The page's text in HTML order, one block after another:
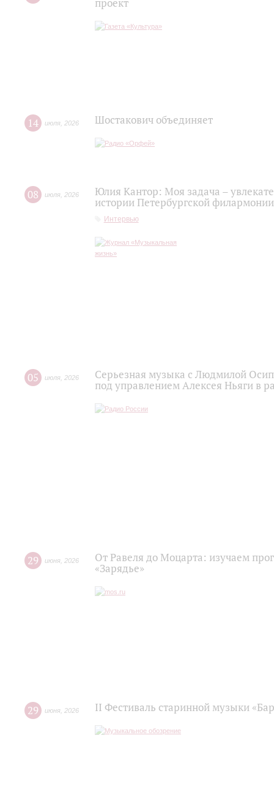
проект
14 июля 2026 Шостакович объединяет
08 июля 2026
Юлия Кантор: Моя задача –
истории Петербургской
Интервью
05 июля 2026
Серьезная музыка с Людмилой
под управлением Алексея Ньяги в
29 июня 2026
От Равеля до Моцарта: изучаем
«Зарядье»
29 июня 2026 II Фестиваль старинной музыки